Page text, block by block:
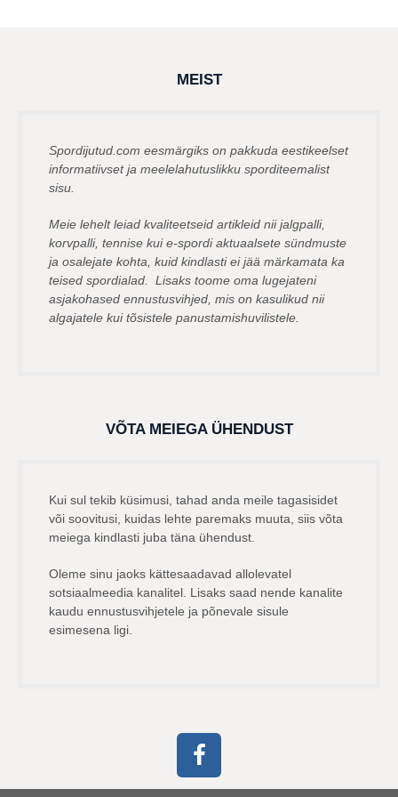
MEIST
Spordijutud.com eesmärgiks on pakkuda eestikeelset
informatiivset ja meelelahutuslikku sporditeemalist
sisu.
Meie lehelt leiad kvaliteetseid artikleid nii jalgpalli,
korvpalli, tennise kui e-spordi aktuaalsete sündmuste
ja osalejate kohta, kuid kindlasti ei jää märkamata ka
teised spordialad. Lisaks toome oma lugejateni
asjakohased ennustusvihjed, mis on kasulikud nii
algajatele kui tõsistele panustamishuvilistele.
VÕTA MEIEGA ÜHENDUST
Kui sul tekib küsimusi, tahad anda meile tagasisidet
või soovitusi, kuidas lehte paremaks muuta, siis võta
meiega kindlasti juba täna ühendust.
Oleme sinu jaoks kättesaadavad allolevatel
sotsiaalmeedia kanalitel. Lisaks saad nende kanalite
kaudu ennustusvihjetele ja põnevale sisule
esimesena ligi.